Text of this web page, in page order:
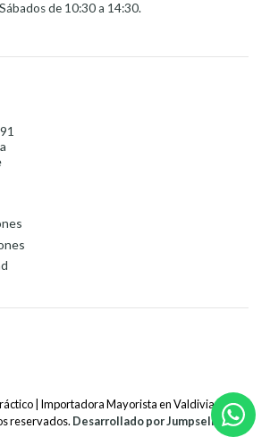
Sábados de 10:30 a 14:30.
| Importadora Mayorista en Valdivia.
reservados. Desarrollado por Jumpseller.